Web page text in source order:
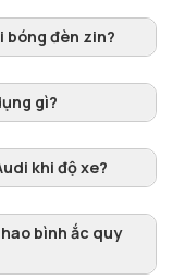
bóng đèn zin?
gì?
khi độ xe?
bình ắc quy